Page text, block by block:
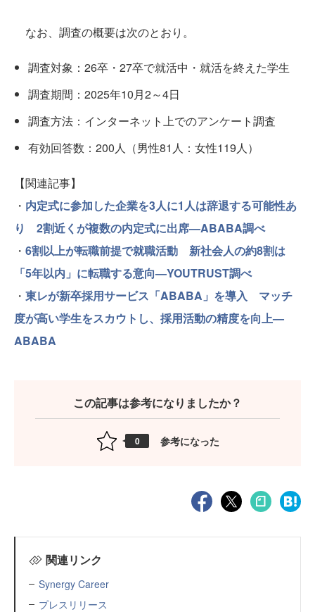
なお、調査の概要は次のとおり。
調査対象：26卒・27卒で就活中・就活を終えた学生
調査期間：2025年10月2～4日
調査方法：インターネット上でのアンケート調査
有効回答数：200人（男性81人：女性119人）
【関連記事】
・ 内定式に参加した企業を3人に1人は辞退する可能性あ
り 2割近くが複数の内定式に出席—ABABA調べ
・ 6割以上が転職前提で就職活動 新社会人の約8割は
「5年以内」に転職する意向—YOUTRUST調べ
・ 東レが新卒採用サービス「ABABA」を導入 マッチ
度が高い学生をスカウトし、採用活動の精度を向上—
ABABA
この記事は参考になりましたか？
0 参考になった
関連リンク
Synergy Career
プレスリリース